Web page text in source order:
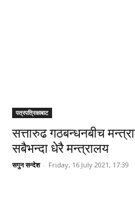
पत्रपत्रिकाबाट
सत्तारुढ गठबन्धनबीच
सबैभन्दा धेरै मन्त्रालय
सगुन सन्देश - Friday, 16 July 2021, 17:39